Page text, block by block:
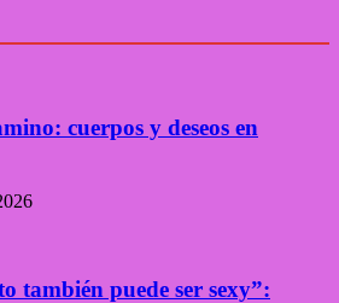
cuerpos y deseos en
también puede ser sexy”: